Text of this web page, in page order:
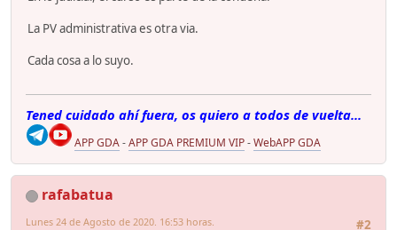
La PV administrativa es otra via.
Cada cosa a lo suyo.
Tened cuidado ahí fuera, os quiero a todos de vuelta...
APP GDA-APP GDA PREMIUM VIP-WebAPP GDA
rafabatua
#2
Lunes 24 de Agosto de 2020. 16:53 horas.